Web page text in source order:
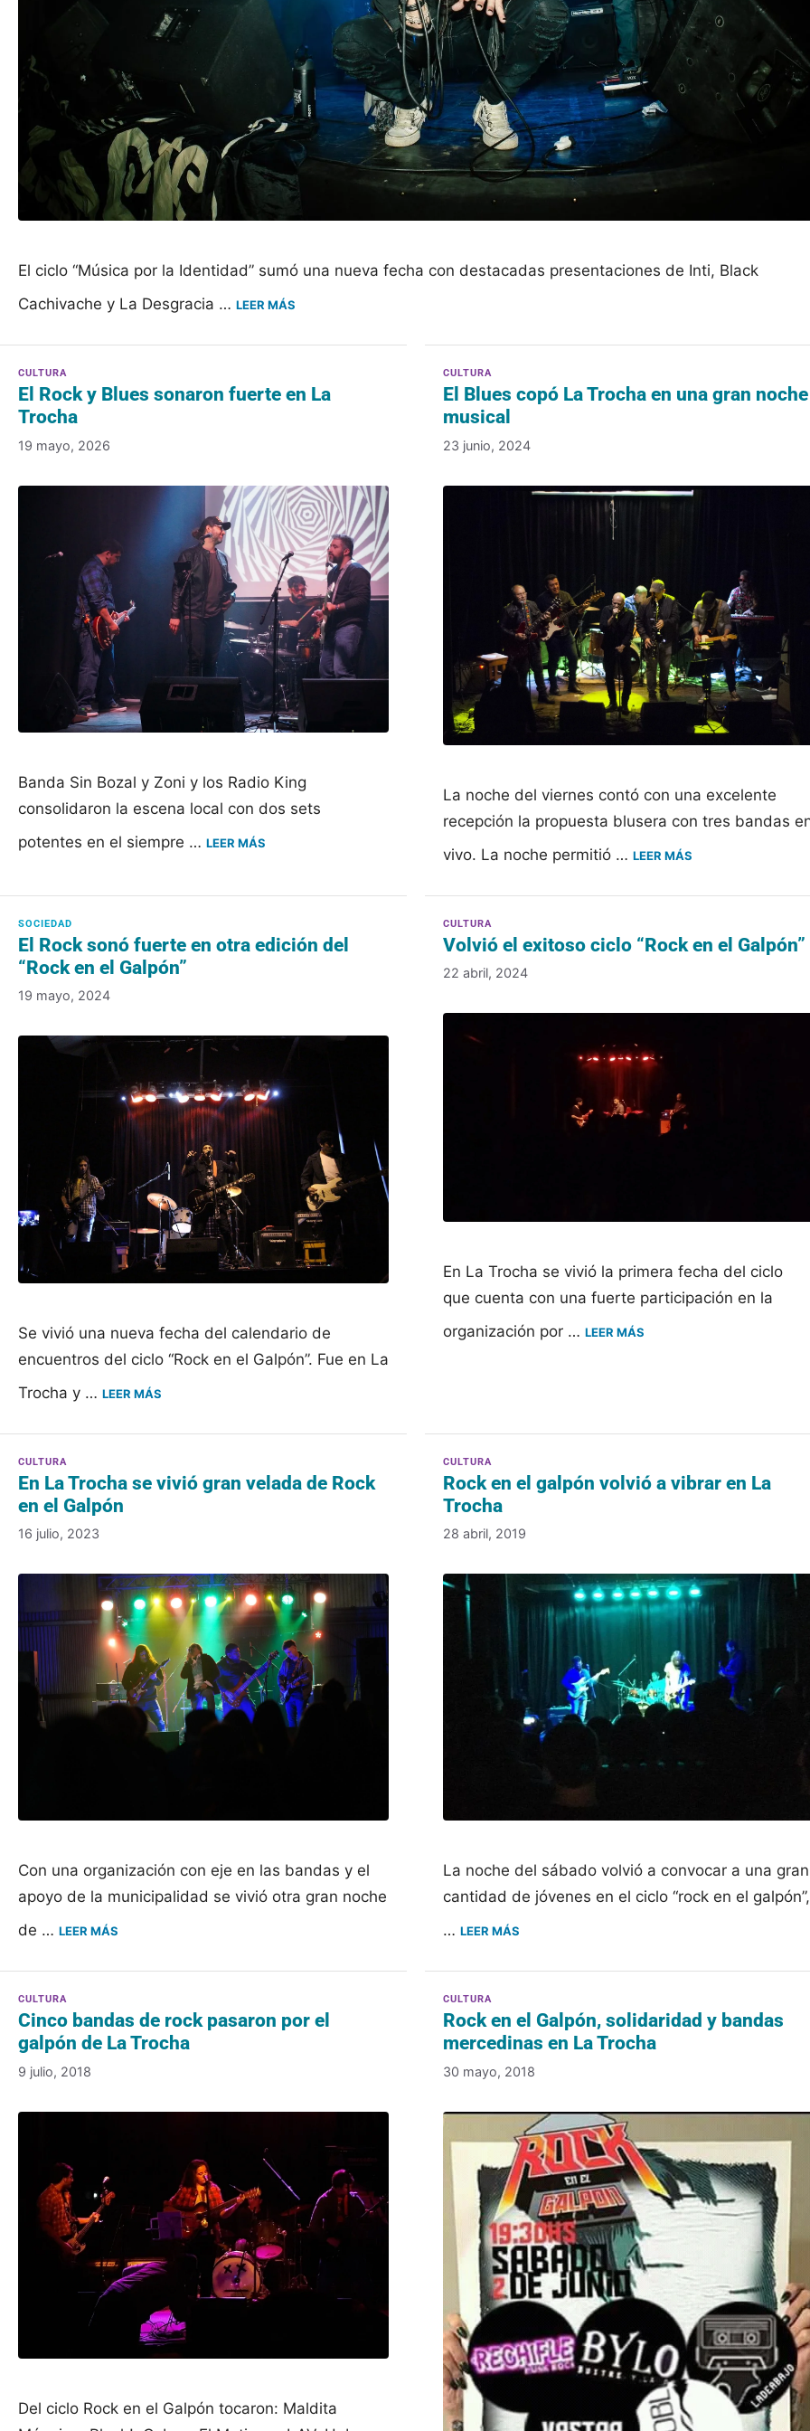
El ciclo “Música por la Identidad” sumó una nueva fecha con destacadas presentaciones de Inti, Black
Cachivache y La Desgracia … LEER MÁS
El Rock y Blues sonaron fuerte en La
Trocha
19 mayo, 2026
Banda Sin Bozal y Zoni y los Radio King
consolidaron la escena local con dos sets
potentes en el siempre … LEER MÁS
El Blues copó La Trocha en una gran noche
musical
23 junio, 2024
La noche del viernes contó con una excelente
recepción la propuesta blusera con tres bandas
vivo. La noche permitió …LEER MÁS
El Rock sonó fuerte en otra edición del
“Rock en el Galpón”
19 mayo, 2024
Se vivió una nueva fecha del calendario de
encuentros del ciclo “Rock en el Galpón”. Fue en La
Trocha y … LEER MÁS
Volvió el exitoso ciclo “Rock en el Galpón”
22 abril, 2024
En La Trocha se vivió la primera fecha del ciclo
que cuenta con una fuerte participación en la
organización por …LEER MÁS
En La Trocha se vivió gran velada de Rock
en el Galpón
16 julio, 2023
Con una organización con eje en las bandas y el
apoyo de la municipalidad se vivió otra gran noche
de … LEER MÁS
Rock en el galpón volvió a vibrar en La
Trocha
28 abril, 2019
La noche del sábado volvió a convocar a una gran
cantidad de jóvenes en el ciclo “rock en el galpón”,
…LEER MÁS
Cinco bandas de rock pasaron por el
galpón de La Trocha
9 julio, 2018
Del ciclo Rock en el Galpón tocaron: Maldita
Rock en el Galpón, solidaridad y bandas
mercedinas en La Trocha
30 mayo, 2018